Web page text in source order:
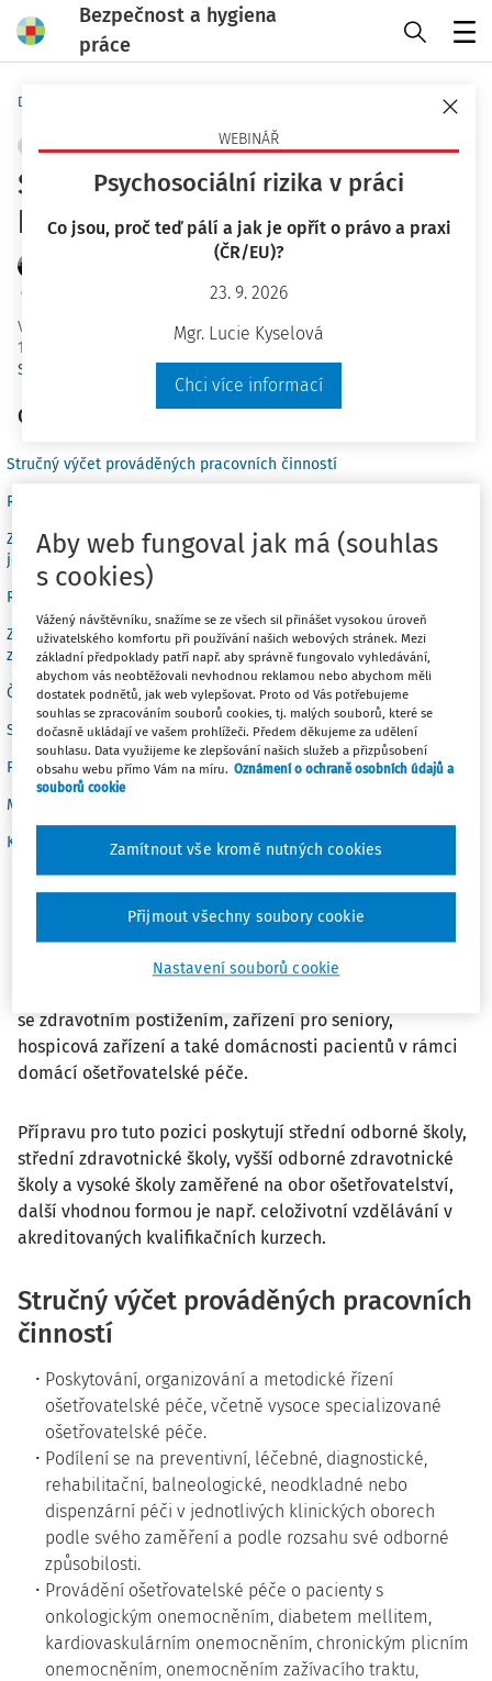
Bezpečnost a hygiena
práce
WEBINÁŘ
Psychosociální rizika v práci
Co jsou, proč teď pálí a jak je opřít o právo a praxi
(ČR/EU)?
23. 9. 2026
Mgr. Lucie Kyselová
Chci více informací
Domů
OCHRANA ZDRAVÍ + PŘIDAT VLASTNÍ
Sestra pro péči o pacienty v
klinických oborech
JUDr. Petr Kožmín LL.M. MBA
Znalecký ústav bezpečnosti a ochrany zdraví, z.ú.
Vydáno
13 minut čtení
Související dokumenty (16)
Obsah
Stručný výčet prováděných pracovních činností
Relevantní mimořádné provozní události
Základní opatření pro předcházení mimořádným událostem nebo
jejich následkům
Rizikové faktory
Základní právní předpisy, které se týkají výkonu práce (v platném
znění)
Četnost periodických lékařských prohlídek
Seznam nebezpečí
Pokyny pro zajištění bezpečnosti práce
Metodologie pro vyhodnocení rizik
Karta BOZP pro profesi ke stažení
Charakteristickým místem výkonu práce jsou zejména
zdravotnická zařízení různého typu, sociální zařízení,
nemocnice, ošetřovatelská centra, léčebny dlouhodobě
se zdravotním postižením, zařízení pro seniory,
hospicová zařízení a také domácnosti pacientů v rámci
domácí ošetřovatelské péče.
Přípravu pro tuto pozici poskytují střední odborné školy,
střední zdravotnické školy, vyšší odborné zdravotnické
školy a vysoké školy zaměřené na obor ošetřovatelství,
další vhodnou formou je např. celoživotní vzdělávání v
akreditovaných kvalifikačních kurzech.
Stručný výčet prováděných pracovních
činností
Poskytování, organizování a metodické řízení
ošetřovatelské péče, včetně vysoce specializované
ošetřovatelské péče.
Podílení se na preventivní, léčebné, diagnostické,
rehabilitační, balneologické, neodkladné nebo
dispenzární péči v jednotlivých klinických oborech
podle svého zaměření a podle rozsahu své odborné
způsobilosti.
Provádění ošetřovatelské péče o pacienty s
onkologickým onemocněním, diabetem mellitem,
kardiovaskulárním onemocněním, chronickým plicním
onemocněním, onemocněním zažívacího traktu,
Aby web fungoval jak má (souhlas
s cookies)
Vážený návštěvníku, snažíme se ze všech sil přinášet vysokou úroveň
uživatelského komfortu při používání našich webových stránek. Mezi
základní předpoklady patří např. aby správně fungovalo vyhledávání,
abychom vás neobtěžovali nevhodnou reklamou nebo abychom měli
dostatek podnětů, jak web vylepšovat. Proto od Vás potřebujeme
souhlas se zpracováním souborů cookies, tj. malých souborů, které se
dočasně ukládají ve vašem prohlížeči. Předem děkujeme za udělení
souhlasu. Data využijeme ke zlepšování našich služeb a přizpůsobení
obsahu webu přímo Vám na míru. Oznámení o ochraně osobních údajů a
souborů cookie
Nastavení souborů cookie
Zamítnout vše kromě nutných cookies
Přijmout všechny soubory cookie